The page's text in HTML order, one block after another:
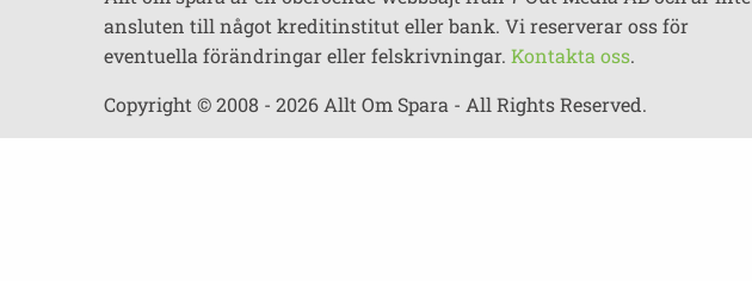
ansluten till något kreditinstitut eller bank. Vi reserverar oss för
eventuella förändringar eller felskrivningar. Kontakta oss.
Copyright © 2008 - 2026 Allt Om Spara - All Rights Reserved.